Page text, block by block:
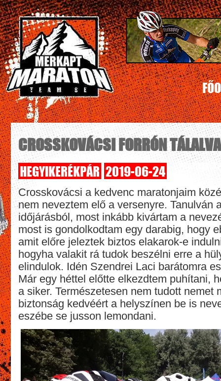
CROSSKOVÁCSI FORRÓN TÁLALVA
HEGYIKERÉKPÁR 2019-06-24
Crosskovácsi a kedvenc maratonjaim
nem neveztem elő a versenyre. Tanulván
időjárásból, most inkább kivártam a
most is gondolkodtam egy darabig, hogy
amit előre jeleztek biztos elakarok-e
hogyha valakit rá tudok beszélni erre a
elindulok. Idén Szendrei Laci barátomra
Már egy héttel előtte elkezdtem puhítani,
a siker. Természetesen nem tudott nemet
biztonság kedvéért a helyszínen be is
eszébe se jusson lemondani.